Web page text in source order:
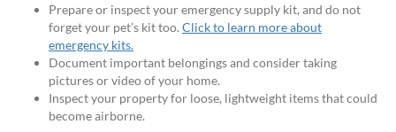
Prepare or inspect your emergency supply kit, and do not
forget your pet’s kit too. Click to learn more about
emergency kits.
Document important belongings and consider taking
pictures or video of your home.
Inspect your property for loose, lightweight items that could
become airborne.